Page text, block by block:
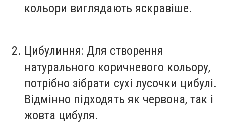
кольори виглядають яскравіше.
Цибулиння: Для створення
натурального коричневого кольору,
потрібно зібрати сухі лусочки цибулі.
Відмінно підходять як червона, так і
жовта цибуля.